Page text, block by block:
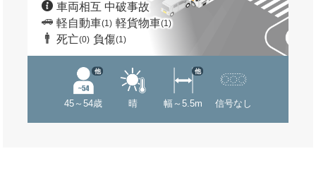
車両相互 中破事故
軽自動車(1) 軽貨物車(1)
死亡(0) 負傷(1)
45～54歳
他
晴 幅～5.5m
他
信号なし